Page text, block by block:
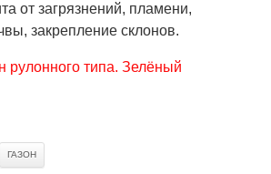
от загрязнений, пламени,
закрепление склонов.
рулонного типа. Зелёный
ГАЗОН